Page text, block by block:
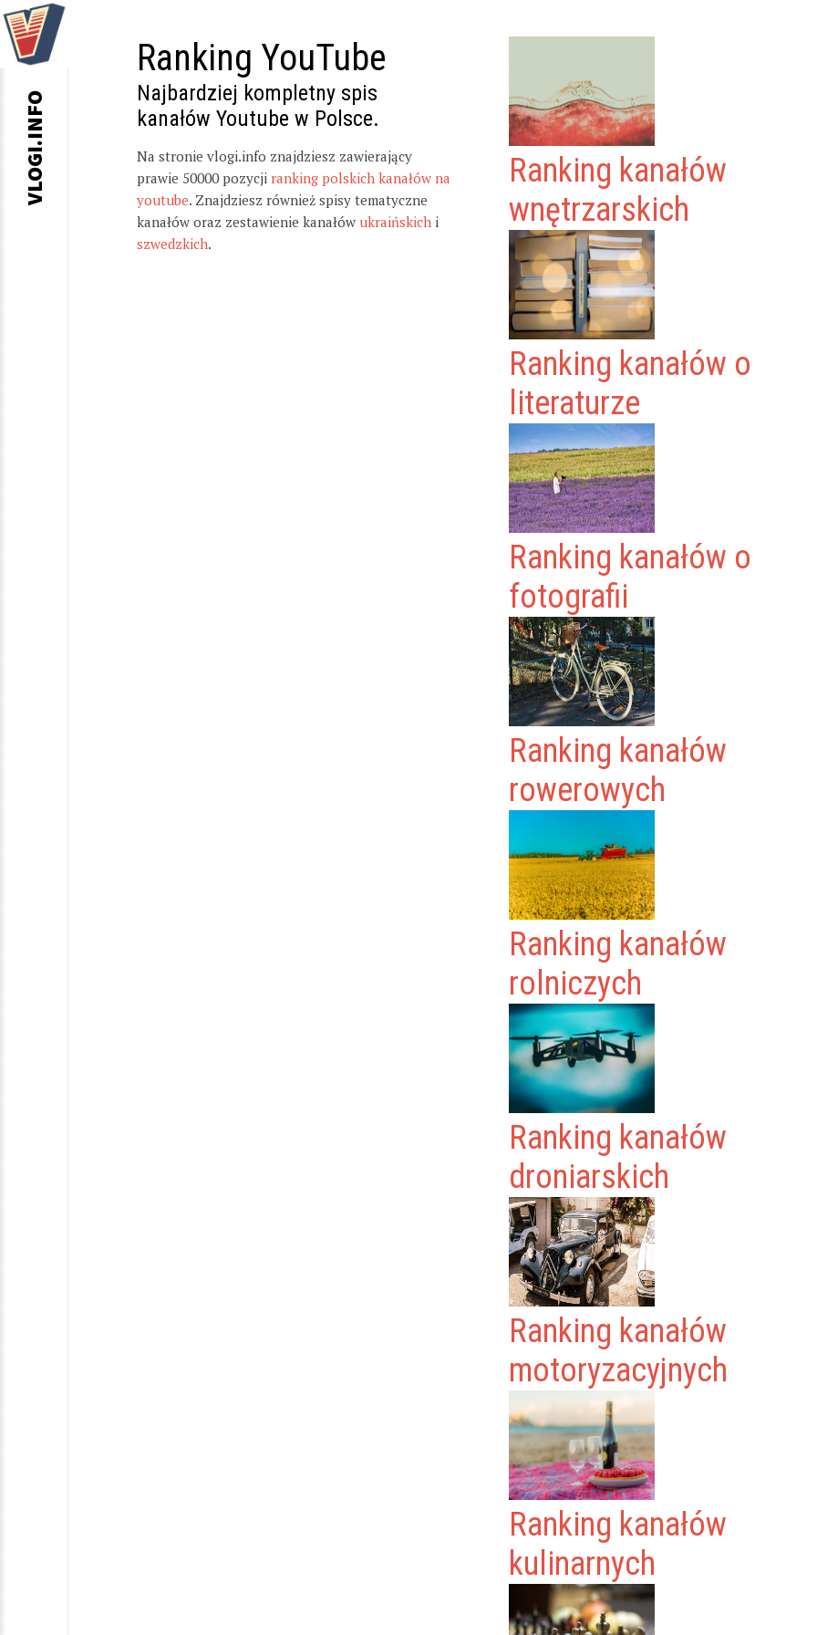
Ranking YouTube
Najbardziej kompletny spis
kanałów Youtube w Polsce.
Na stronie vlogi.info znajdziesz zawierający
prawie 50000 pozycji ranking polskich kanałów na
youtube. Znajdziesz również spisy tematyczne
kanałów oraz zestawienie kanałów ukraińskich i
szwedzkich.
Ranking kanałów
wnętrzarskich
Ranking kanałów o
literaturze
Ranking kanałów o
fotografii
Ranking kanałów
rowerowych
Ranking kanałów
rolniczych
Ranking kanałów
droniarskich
Ranking kanałów
motoryzacyjnych
Ranking kanałów
kulinarnych
VLOGI.INFO